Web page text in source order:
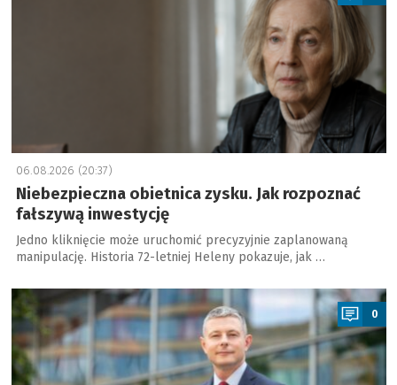
06.08.2026 (20:37)
Niebezpieczna obietnica zysku. Jak rozpoznać
fałszywą inwestycję
Jedno kliknięcie może uruchomić precyzyjnie zaplanowaną
manipulację. Historia 72-letniej Heleny pokazuje, jak …
a
0